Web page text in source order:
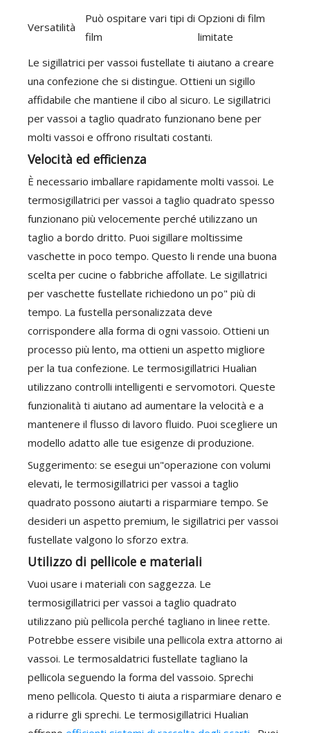
Versatilità
Può ospitare vari tipi di
film
Opzioni di film
limitate
Le sigillatrici per vassoi fustellate ti aiutano a creare
una confezione che si distingue. Ottieni un sigillo
affidabile che mantiene il cibo al sicuro. Le sigillatrici
per vassoi a taglio quadrato funzionano bene per
molti vassoi e offrono risultati costanti.
Velocità ed efficienza
È necessario imballare rapidamente molti vassoi. Le
termosigillatrici per vassoi a taglio quadrato spesso
funzionano più velocemente perché utilizzano un
taglio a bordo dritto. Puoi sigillare moltissime
vaschette in poco tempo. Questo li rende una buona
scelta per cucine o fabbriche affollate. Le sigillatrici
per vaschette fustellate richiedono un po" più di
tempo. La fustella personalizzata deve
corrispondere alla forma di ogni vassoio. Ottieni un
processo più lento, ma ottieni un aspetto migliore
per la tua confezione. Le termosigillatrici Hualian
utilizzano controlli intelligenti e servomotori. Queste
funzionalità ti aiutano ad aumentare la velocità e a
mantenere il flusso di lavoro fluido. Puoi scegliere un
modello adatto alle tue esigenze di produzione.
Suggerimento: se esegui un"operazione con volumi
elevati, le termosigillatrici per vassoi a taglio
quadrato possono aiutarti a risparmiare tempo. Se
desideri un aspetto premium, le sigillatrici per vassoi
fustellate valgono lo sforzo extra.
Utilizzo di pellicole e materiali
Vuoi usare i materiali con saggezza. Le
termosigillatrici per vassoi a taglio quadrato
utilizzano più pellicola perché tagliano in linee rette.
Potrebbe essere visibile una pellicola extra attorno ai
vassoi. Le termosaldatrici fustellate tagliano la
pellicola seguendo la forma del vassoio. Sprechi
meno pellicola. Questo ti aiuta a risparmiare denaro e
a ridurre gli sprechi. Le termosigillatrici Hualian